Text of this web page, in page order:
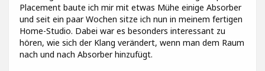
Placement baute ich mir mit etwas Mühe einige Absorber
und seit ein paar Wochen sitze ich nun in meinem fertigen
Home-Studio. Dabei war es besonders interessant zu
hören, wie sich der Klang verändert, wenn man dem Raum
nach und nach Absorber hinzufügt.